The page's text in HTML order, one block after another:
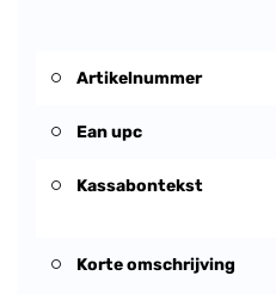
Artikelnummer
Ean upc
Kassabontekst
Korte omschrijving